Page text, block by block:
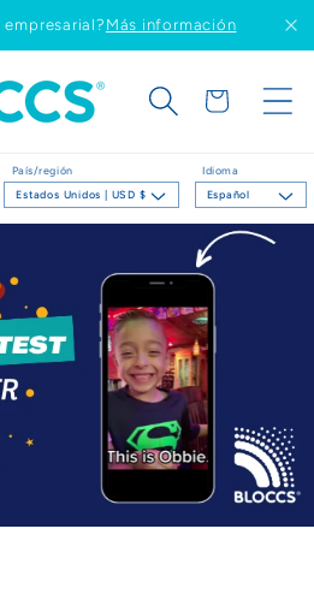
Más información
País/región
Estados Unidos | USD $
Idioma
Español
Carrito